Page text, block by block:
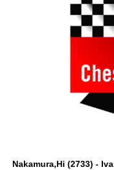
Nakamura,Hi (2733) -